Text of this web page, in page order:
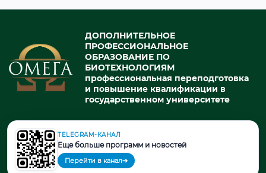
ДОПОЛНИТЕЛЬНОЕ
ПРОФЕССИОНАЛЬНОЕ
ОБРАЗОВАНИЕ ПО
БИОТЕХНОЛОГИЯМ
профессиональная переподготовка
и повышение квалификации в
государственном университете
© 2026. При использовании материалов портала активная ссылка
на источник обязательна.
TELEGRAM-КАНАЛ
Еще больше программ и новостей
Перейти в канал➔